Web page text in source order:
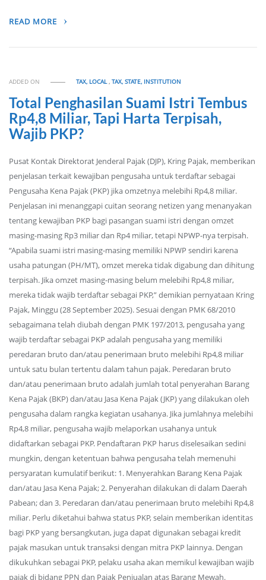
READ MORE
ADDED ON TAX, LOCAL,TAX, STATE, INSTITUTION
Total Penghasilan Suami Istri Tembus
Rp4,8 Miliar, Tapi Harta Terpisah,
Wajib PKP?
Pusat Kontak Direktorat Jenderal Pajak (DJP), Kring Pajak, memberikan
penjelasan terkait kewajiban pengusaha untuk terdaftar sebagai
Pengusaha Kena Pajak (PKP) jika omzetnya melebihi Rp4,8 miliar.
Penjelasan ini menanggapi cuitan seorang netizen yang menanyakan
tentang kewajiban PKP bagi pasangan suami istri dengan omzet
masing-masing Rp3 miliar dan Rp4 miliar, tetapi NPWP-nya terpisah.
“Apabila suami istri masing-masing memiliki NPWP sendiri karena
usaha patungan (PH/MT), omzet mereka tidak digabung dan dihitung
terpisah. Jika omzet masing-masing belum melebihi Rp4,8 miliar,
mereka tidak wajib terdaftar sebagai PKP,” demikian pernyataan Kring
Pajak, Minggu (28 September 2025). Sesuai dengan PMK 68/2010
sebagaimana telah diubah dengan PMK 197/2013, pengusaha yang
wajib terdaftar sebagai PKP adalah pengusaha yang memiliki
peredaran bruto dan/atau penerimaan bruto melebihi Rp4,8 miliar
untuk satu bulan tertentu dalam tahun pajak. Peredaran bruto
dan/atau penerimaan bruto adalah jumlah total penyerahan Barang
Kena Pajak (BKP) dan/atau Jasa Kena Pajak (JKP) yang dilakukan oleh
pengusaha dalam rangka kegiatan usahanya. Jika jumlahnya melebihi
Rp4,8 miliar, pengusaha wajib melaporkan usahanya untuk
didaftarkan sebagai PKP. Pendaftaran PKP harus diselesaikan sedini
mungkin, dengan ketentuan bahwa pengusaha telah memenuhi
persyaratan kumulatif berikut: 1. Menyerahkan Barang Kena Pajak
dan/atau Jasa Kena Pajak; 2. Penyerahan dilakukan di dalam Daerah
Pabean; dan 3. Peredaran dan/atau penerimaan bruto melebihi Rp4,8
miliar. Perlu diketahui bahwa status PKP, selain memberikan identitas
bagi PKP yang bersangkutan, juga dapat digunakan sebagai kredit
pajak masukan untuk transaksi dengan mitra PKP lainnya. Dengan
dikukuhkan sebagai PKP, pelaku usaha akan memikul kewajiban wajib
pajak di bidang PPN dan Pajak Penjualan atas Barang Mewah.